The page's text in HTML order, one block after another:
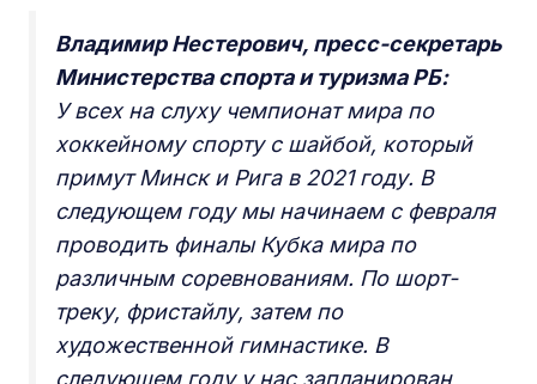
Владимир Нестерович, пресс-секретарь
Министерства спорта и туризма РБ:
У всех на слуху чемпионат мира по
хоккейному спорту с шайбой, который
примут Минск и Рига в 2021 году. В
следующем году мы начинаем с февраля
проводить финалы Кубка мира по
различным соревнованиям. По шорт-
треку, фристайлу, затем по
художественной гимнастике. В
следующем году у нас запланирован